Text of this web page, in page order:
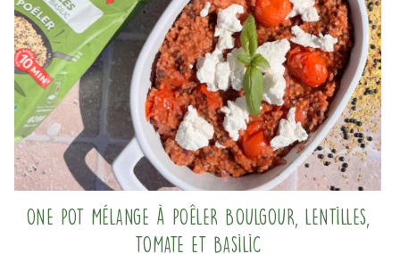
One pot mélange à poêler boulgour, lentilles,
tomate et basilic